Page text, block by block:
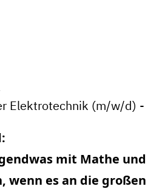
Elektrotechnik (m/w/d)
mit Mathe
wenn es an die